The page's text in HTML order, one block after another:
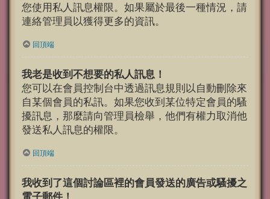
您使用私人訊息權限。如果屬於最後一種情況，請
連絡管理員以獲得更多的資訊。
回頂端
我老是收到不想要的私人訊息！
您可以在會員控制台中透過訊息規則以自動刪除來
自某個會員的私訊。如果您收到某位特定會員的騷
擾訊息，那麼請向管理員檢舉，他們有權力取消他
發送私人訊息的權限。
回頂端
我收到了這個討論區裡的會員發送的廣告或騷擾之